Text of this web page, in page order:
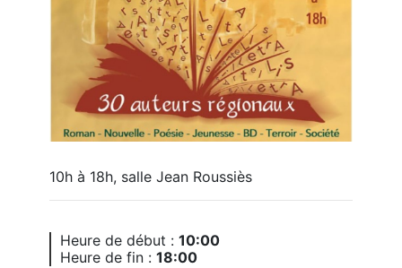
10h à 18h, salle Jean Roussiès
Heure de début : 10:00
Heure de fin : 18:00